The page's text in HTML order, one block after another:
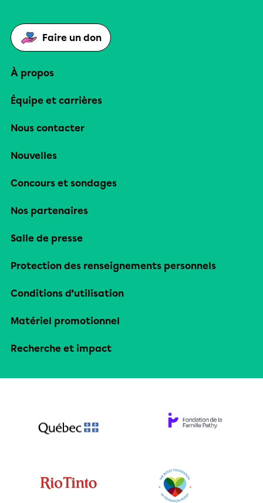
Faire un don
À propos
Équipe et carrières
Nous contacter
Nouvelles
Concours et sondages
Nos partenaires
Salle de presse
Protection des renseignements personnels
Conditions d’utilisation
Matériel promotionnel
Recherche et impact